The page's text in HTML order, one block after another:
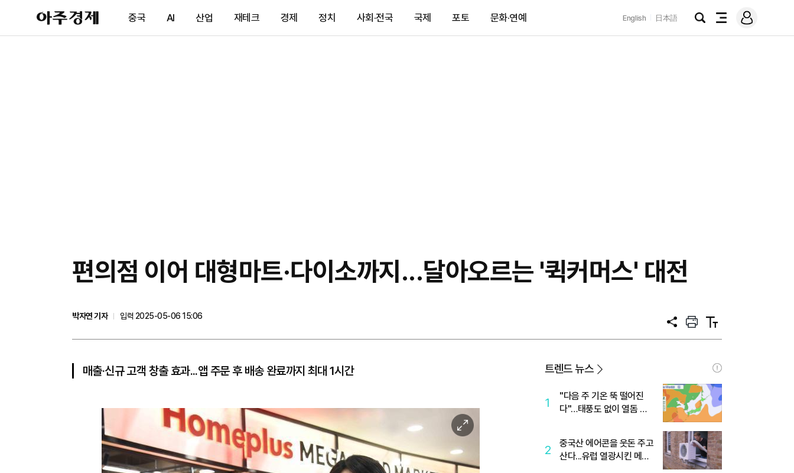
아
주
제
중국 AI 산업 재테크 경제 정치 사회·전국 국제 포토 문화·연예 English 日本語
검
전
메
그
편의점 이어 대형마트·다이소까지...달아오르는 '퀵커머스' 대전
박자연 기자
입력 2025-05-06 15:06
공
프
트
텍
트
매출·신규 고객 창출 효과...앱 주문 후 배송 완료까지 최대 1시간
이
미
지
트렌드 뉴스
1
"다음 주 기온 뚝 떨어진
다"…태풍도 없이 열돔 박
2
중국산 에어콘을 웃돈 주고
산다...유럽 열광시킨 메이